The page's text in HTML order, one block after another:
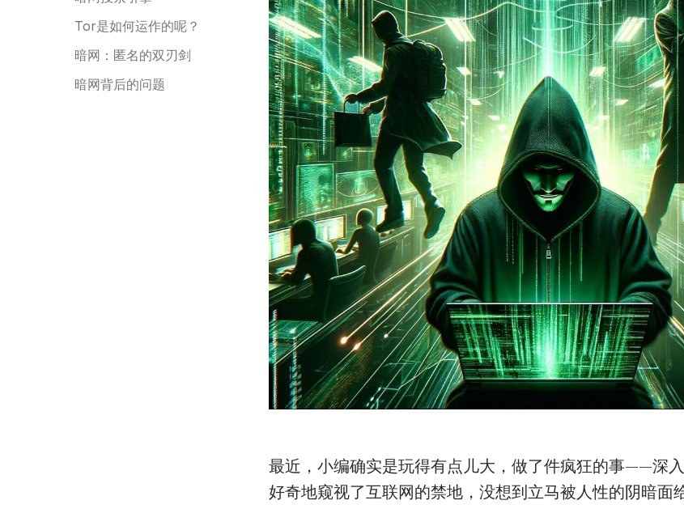
最近，小编确实是玩得有点儿大，做了件疯狂的事——深
好奇地窥视了互联网的禁地，没想到立马被人性的阴暗面
Tor是如何运作的呢？
暗网：匿名的双刃剑
暗网背后的问题